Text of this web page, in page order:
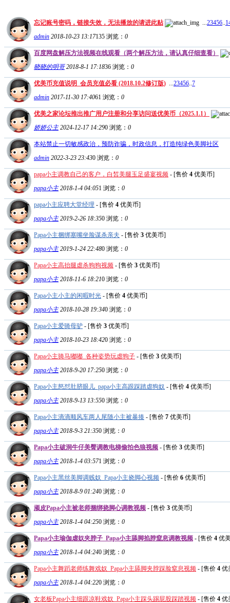
忘记账号密码，链接失效，无法播放的请进此贴 23456
admin 2018-10-23 13:17135 浏览： 0
百度网盘解压方法视频在线观看（两个解压方法，请认真仔细查看）
晓晓的明哥 2018-8-1 17:1836 浏览： 0
优美币充值说明_会员充值必看 (2018.10.2修订版) 23456 7
admin 2017-11-30 17:4061 浏览： 0
优美之家论坛推出推广用户注册和分享访问送优美币（2025.1.1）
娇娇公主 2024-12-17 14:290 浏览： 0
本站禁止一切敏感政治，预防诈骗，时政信息，打造纯绿色美脚社区
admin 2022-3-23 23:430 浏览： 0
papa小主调教自己的客户，白皙美腿玉足盛宴视频 - [售价 4 优美币]
papa小主 2018-1-4 04:051 浏览： 0
papa小主应聘大堂经理 - [售价 4 优美币]
papa小主 2019-2-26 18:350 浏览： 0
Papa小主捆绑塞嘴坐脸谋杀亲夫 - [售价 3 优美币]
papa小主 2019-1-24 22:480 浏览： 0
Papa小主高抬腿虐杀狗狗视频 - [售价 3 优美币]
papa小主 2018-11-6 18:210 浏览： 0
Papa小主小主的闲暇时光 - [售价 4 优美币]
papa小主 2018-10-28 19:340 浏览： 0
Papa小主爱骑母驴 - [售价 3 优美币]
papa小主 2018-10-23 18:420 浏览： 0
Papa小主骑马嘟嘟_各种姿势玩虐狗子 - [售价 3 优美币]
papa小主 2018-9-20 17:250 浏览： 0
Papa小主怒怼肚脐眼儿_papa小主高跟踩踏虐狗奴 - [售价 4 优美币]
papa小主 2018-9-13 13:550 浏览： 0
Papa小主滴滴顺风车两人尾随小主被暴揍 - [售价 7 优美币]
papa小主 2018-9-3 21:350 浏览： 0
Papa小主破洞牛仔美臀调教电梯偷拍色狼视频 - [售价 3 优美币]
papa小主 2018-1-4 03:571 浏览： 0
Papa小主黑丝美脚调贱奴_Papa小主挠脚心视频 - [售价 6 优美币]
papa小主 2018-8-9 01:240 浏览： 0
顽皮Papa小主被老师捆绑挠脚心调教视频 - [售价 3 优美币]
papa小主 2018-1-4 04:250 浏览： 0
Papa小主瑜伽虐奴夹脖子_Papa小主舔脚掐脖窒息调教视频 - [售价 4 优
papa小主 2018-1-4 04:240 浏览： 0
Papa小主舞蹈老师练舞戏奴_Papa小主舔脚夹脖踩脸窒息视频 - [售价 4 优
papa小主 2018-1-4 04:220 浏览： 0
女老板Papa小主细跟凉鞋戏奴_Papa小主踩头踢屁股踩踏视频 - [售价 4 优